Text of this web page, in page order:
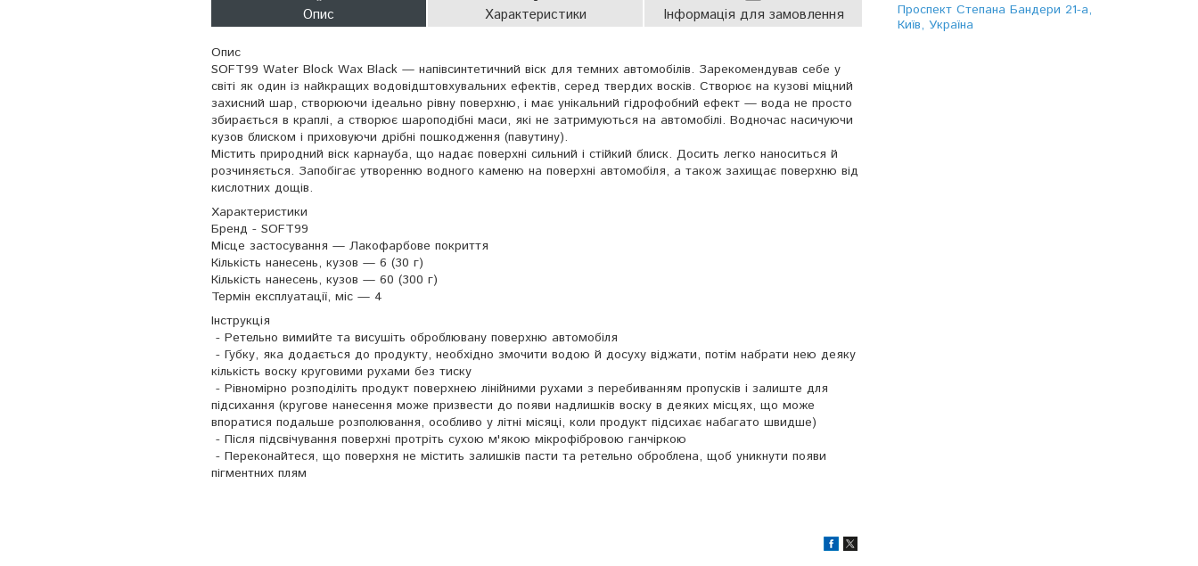
Проспект Степана Бандери 21-а,
Київ, Україна
Опис Характеристики Інформація для замовлення
Опис
SOFT99 Water Block Wax Black — напівсинтетичний віск для темних автомобілів. Зарекомендував себе у
світі як один із найкращих водовідштовхувальних ефектів, серед твердих восків. Створює на кузові міцний
захисний шар, створюючи ідеально рівну поверхню, і має унікальний гідрофобний ефект — вода не просто
збирається в краплі, а створює шароподібні маси, які не затримуються на автомобілі. Водночас насичуючи
кузов блиском і приховуючи дрібні пошкодження (павутину).
Містить природний віск карнауба, що надає поверхні сильний і стійкий блиск. Досить легко наноситься й
розчиняється. Запобігає утворенню водного каменю на поверхні автомобіля, а також захищає поверхню від
кислотних дощів.
Характеристики
Бренд - SOFT99
Місце застосування — Лакофарбове покриття
Кількість нанесень, кузов — 6 (30 г)
Кількість нанесень, кузов — 60 (300 г)
Термін експлуатації, міс — 4
Інструкція
- Ретельно вимийте та висушіть оброблювану поверхню автомобіля
- Губку, яка додається до продукту, необхідно змочити водою й досуху віджати, потім набрати нею деяку
кількість воску круговими рухами без тиску
- Рівномірно розподіліть продукт поверхнею лінійними рухами з перебиванням пропусків і залиште для
підсихання (кругове нанесення може призвести до появи надлишків воску в деяких місцях, що може
впоратися подальше розполювання, особливо у літні місяці, коли продукт підсихає набагато швидше)
- Після підсвічування поверхні протріть сухою м'якою мікрофібровою ганчіркою
- Переконайтеся, що поверхня не містить залишків пасти та ретельно оброблена, щоб уникнути появи
пігментних плям